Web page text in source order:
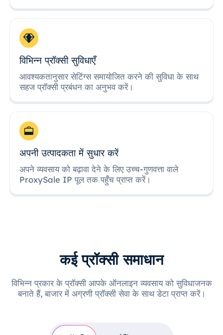
विभिन्न प्रॉक्सी सुविधाएँ
आवश्यकतानुसार सेटिंग्स समायोजित करने की सुविधा के साथ
सहज प्रॉक्सी प्रबंधन का अनुभव करें।
अपनी उत्पादकता में सुधार करें
अपने व्यवसाय को बढ़ावा देने के लिए उच्च-गुणवत्ता वाले
ProxySale IP पूल तक पहुँच प्राप्त करें।
कई प्रॉक्सी समाधान
विभिन्न प्रकार के प्रॉक्सी आपके ऑनलाइन व्यवसाय को सुविधाजनक
बनाते हैं, बाजार में अग्रणी प्रॉक्सी सेवा के साथ डेटा प्राप्त करें।